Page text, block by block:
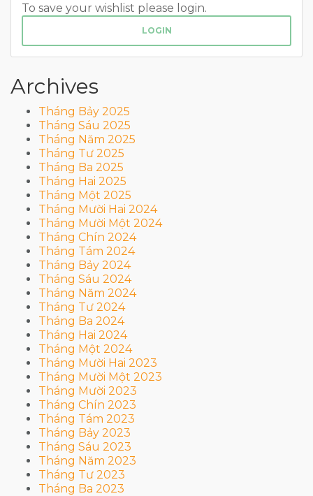
To save your wishlist please login.
LOGIN
Archives
Tháng Bảy 2025
Tháng Sáu 2025
Tháng Năm 2025
Tháng Tư 2025
Tháng Ba 2025
Tháng Hai 2025
Tháng Một 2025
Tháng Mười Hai 2024
Tháng Mười Một 2024
Tháng Chín 2024
Tháng Tám 2024
Tháng Bảy 2024
Tháng Sáu 2024
Tháng Năm 2024
Tháng Tư 2024
Tháng Ba 2024
Tháng Hai 2024
Tháng Một 2024
Tháng Mười Hai 2023
Tháng Mười Một 2023
Tháng Mười 2023
Tháng Chín 2023
Tháng Tám 2023
Tháng Bảy 2023
Tháng Sáu 2023
Tháng Năm 2023
Tháng Tư 2023
Tháng Ba 2023